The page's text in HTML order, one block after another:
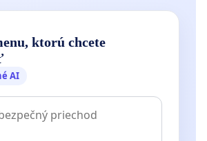
ktorú chcete
AI